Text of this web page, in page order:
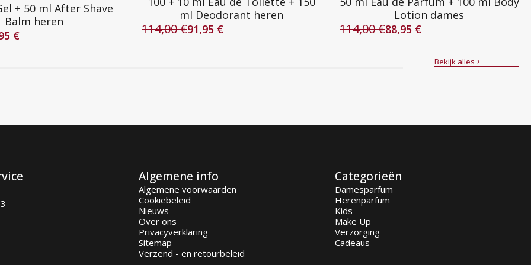
+ 50 ml After Shave
Balm heren
€
ml Deodorant heren
114,00€
Oorspronkelijke
91,95 €
Huidige
Lotion dames
114,00€
Oorspronkelijke
88,95 €
Huidige
Bekijk alles
Algemene info
Algemene voorwaarden
Cookiebeleid
Nieuws
Over ons
Privacyverklaring
Sitemap
Verzend - en retourbeleid
Categorieën
Damesparfum
Herenparfum
Kids
Make Up
Verzorging
Cadeaus